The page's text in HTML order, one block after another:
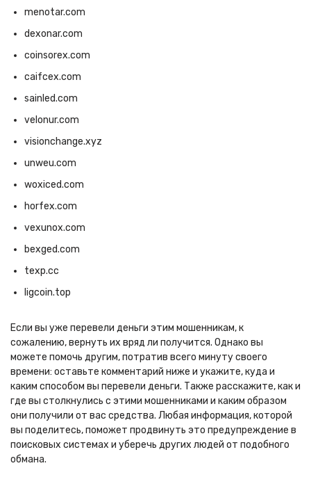
menotar.com
dexonar.com
coinsorex.com
caifcex.com
sainled.com
velonur.com
visionchange.xyz
unweu.com
woxiced.com
horfex.com
vexunox.com
bexged.com
texp.cc
ligcoin.top
Если вы уже перевели деньги этим мошенникам, к
сожалению, вернуть их вряд ли получится. Однако вы
можете помочь другим, потратив всего минуту своего
времени: оставьте комментарий ниже и укажите, куда и
каким способом вы перевели деньги. Также расскажите, как и
где вы столкнулись с этими мошенниками и каким образом
они получили от вас средства. Любая информация, которой
вы поделитесь, поможет продвинуть это предупреждение в
поисковых системах и уберечь других людей от подобного
обмана.